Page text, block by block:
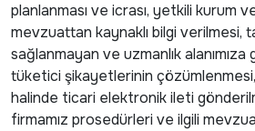
planlanması ve icrası, yetkili kurum
mevzuattan kaynaklı bilgi verilmesi,
sağlanmayan ve uzmanlık
tüketici şikayetlerinin çözümlenmesi,
halinde ticari elektronik ileti
firmamız prosedürleri ve ilgili